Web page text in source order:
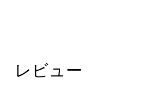
レビュー